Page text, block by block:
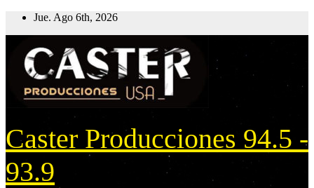
Jue. Ago 6th, 2026
Caster Producciones 94.5 -
93.9